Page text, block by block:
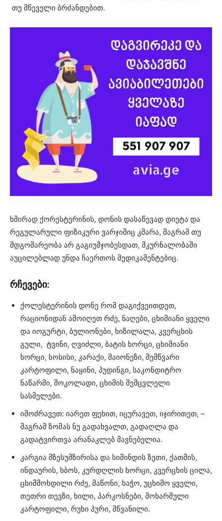
თუ მწეველი ბრძანდებით.
ხშირად ქორესტერინის, დონის დასაწევად დიეტა და
რეგულარული ფიზიკური ვარჯიშიც კმარა, მაგრამ თუ
მდგომარეობა არ გაგიუმჯობესდათ, მკურნალობაში
აუცილებლად უნდა ჩაერთოს მედიკამენტებიც.
რჩევები:
ქოლესტერინის დონე რომ დაგიქვეითდეთ,
რაციონიდან ამოიღეთ რძე, ნაღები, ცხიმიანი ყველი
და იოგურტი, ბულიონები, ხიზილალა, კვერცხის
გული, ტვინი, ღვიძლი, ბატის ხორცი, ცხიმიანი
ხორცი, სოსისი, კარაქი, მაიონეზი, შემწვარი
კარტოფილი, ნაყინი, პუდინგი, საკონდიტრო
ნაწარმი, შოკოლადი, ცხიმის შემცვლელი
სასმელები.
იმოძრავეთ: იარეთ ფეხით, იცურავეთ, იჯირითეთ, –
მაგრამ ზომას ნუ გადახვალთ, გადაღლა და
გადატვირთვა არანაკლებ მავნებელია.
კარგია მზესუმზირისა და სიმინდის ზეთი, ქათმის,
ინდაურის, ხბოს, კურდღლის ხორცი, კვერცხის ცილა,
ცხიმმოხდილი რძე, მაწონი, ხაჭო, უცხიმო ყველი,
თეთრი თევზი, ხილი, პარკოსნები, მოხარშული
კარტოფილი, რუხი პური, მწვანილი.